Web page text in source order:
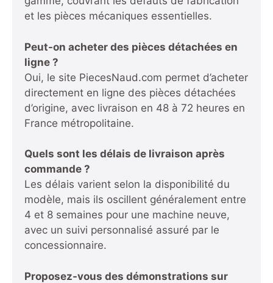
et les pièces mécaniques essentielles.
Peut-on acheter des pièces détachées en
ligne ?
Oui, le site PiecesNaud.com permet d’acheter
directement en ligne des pièces détachées
d’origine, avec livraison en 48 à 72 heures en
France métropolitaine.
Quels sont les délais de livraison après
commande ?
Les délais varient selon la disponibilité du
modèle, mais ils oscillent généralement entre
4 et 8 semaines pour une machine neuve,
avec un suivi personnalisé assuré par le
concessionnaire.
Proposez-vous des démonstrations sur